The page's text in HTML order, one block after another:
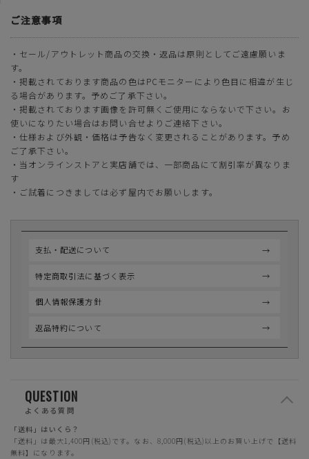
ご注意事項
・セール/アウトレット商品の交換・返品は原則としてご遠慮願いま
す。
・掲載されております商品の色はPCモニターにより色目に相違が生じ
る場合があります。予めご了承下さい。
・掲載されております画像を許可無くご使用にならないで下さい。お
使いになりたい場合はお問い合せよりご連絡下さい。
・仕様および外観・価格は予告なく変更されることがあります。予め
ご了承下さい。
・当オンラインストアと実店舗では、一部商品にて割引率が異なりま
す
・ご試着につきましては必ず屋内でお願いします。
支払・配送について
特定商取引法に基づく表示
個人情報保護方針
返品特約について
QUESTION
よくある質問
「送料」はいくら？
「送料」は最大1,400円(税込)です。なお、8,000円(税込)以上のお買い上げで【送料
無料】になります。